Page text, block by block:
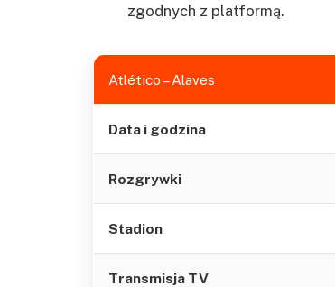
zgodnych z platformą.
Atlético – Alaves
Data i godzina
Rozgrywki
Stadion
Transmisja TV